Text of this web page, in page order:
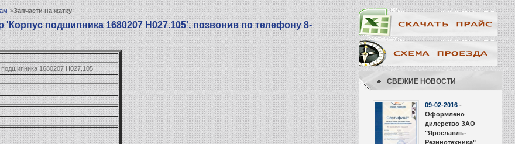
->Запчасти на жатку
'Корпус подшипника 1680207 Н027.105', позвонив по телефону 8-
подшипника 1680207 Н027.105
СВЕЖИЕ НОВОСТИ
09-02-2016 -
Оформлено
дилерство ЗАО
"Ярославль-
Резинотехника"